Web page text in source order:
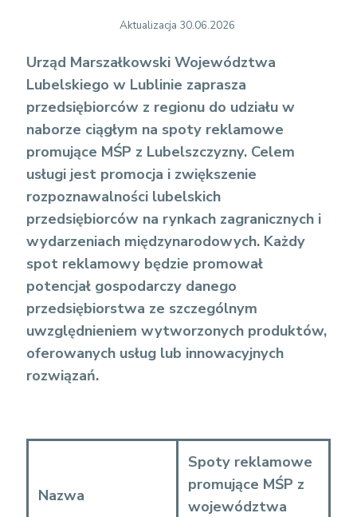
Aktualizacja 30.06.2026
Urząd Marszałkowski Województwa
Lubelskiego w Lublinie zaprasza
przedsiębiorców z regionu do udziału w
naborze ciągłym na spoty reklamowe
promujące MŚP z Lubelszczyzny. Celem
usługi jest promocja i zwiększenie
rozpoznawalności lubelskich
przedsiębiorców na rynkach zagranicznych i
wydarzeniach międzynarodowych. Każdy
spot reklamowy będzie promował
potencjał gospodarczy danego
przedsiębiorstwa ze szczególnym
uwzględnieniem wytworzonych produktów,
oferowanych usług lub innowacyjnych
rozwiązań.
Nazwa
Spoty reklamowe
promujące MŚP z
województwa